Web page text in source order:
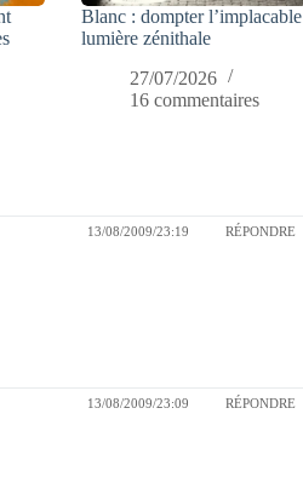
Blanc : dompter l’implacable
lumière zénithale
27/07/2026
16 commentaires
13/08/2009/23:19 RÉPONDRE
13/08/2009/23:09 RÉPONDRE